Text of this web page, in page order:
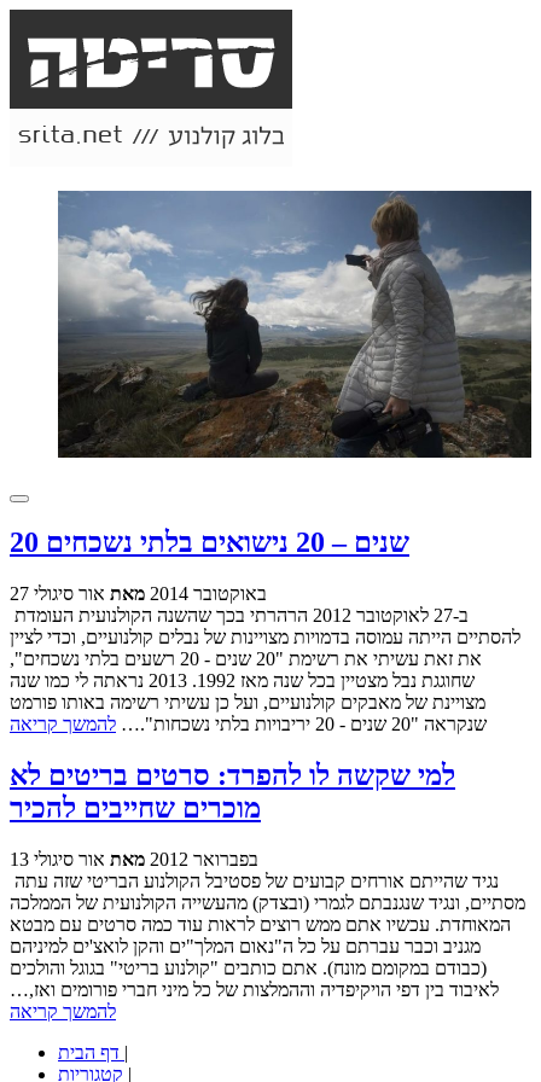
20 שנים – 20 נישואים בלתי נשכחים
27 באוקטובר 2014 מאת אור סיגולי
להסתיים הייתה עמוסה בדמויות מצויינות של נבלים קולנועיים, וכדי לציין
את זאת עשיתי את רשימת "20 שנים - 20 רשעים בלתי נשכחים",
שחוגגת נבל מצטיין בכל שנה מאז 1992. 2013 נראתה לי כמו שנה
מצויינת של מאבקים קולנועיים, ועל כן עשיתי רשימה באותו פורמט
שנקראה "20 שנים - 20 יריבויות בלתי נשכחות".…
להמשך קריאה
למי שקשה לו להפרד: סרטים בריטים לא
מוכרים שחייבים להכיר
13 בפברואר 2012 מאת אור סיגולי
מסתיים, ונגיד שנגנבתם לגמרי (ובצדק) מהעשייה הקולנועית של הממלכה
המאוחדת. עכשיו אתם ממש רוצים לראות עוד כמה סרטים עם מבטא
מגניב וכבר עברתם על כל ה"נאום המלך"ים והקן לואצ'ים למיניהם
(כבודם במקומם מונח). אתם כותבים "קולנוע בריטי" בגוגל והולכים
לאיבוד בין דפי הויקיפדיה וההמלצות של כל מיני חברי פורומים ואז,…
להמשך קריאה
|
|